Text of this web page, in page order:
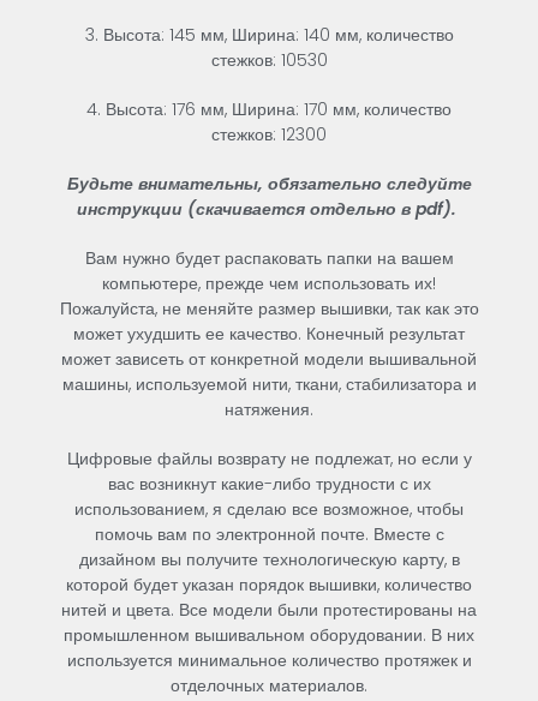
3. Высота: 145 мм, Ширина: 140 мм,количество
стежков: 10530
4. Высота: 176 мм, Ширина: 170 мм, количество
стежков: 12300
Будьте внимательны, обязательно следуйте
инструкции (скачивается отдельно в pdf).
Вам нужно будет распаковать папки на вашем
компьютере, прежде чем использовать их!
Пожалуйста, не меняйте размер вышивки,так как это
может ухудшить ее качество. Конечный результат
может зависеть от конкретной модели вышивальной
машины, используемой нити, ткани, стабилизатора и
натяжения.
Цифровые файлы возвратуне подлежат, но если у
вас возникнуткакие-либо трудности с их
использованием, я сделаю все возможное, чтобы
помочь вам поэлектронной почте. Вместе с
дизайном вы получите технологическую карту,в
которой будет указан порядок вышивки, количество
нитей и цвета. Все модели были протестированы на
промышленном вышивальном оборудовании. В них
используется минимальное количество протяжек и
отделочных материалов.